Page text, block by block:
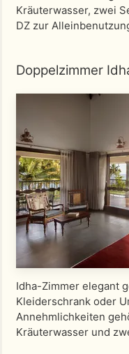
Kräuterwasser, zwei
DZ zur
Doppelzimmer
Idha-Zimmer elegant
Kleiderschrank oder
Annehmlichkeiten
Kräuterwasser und